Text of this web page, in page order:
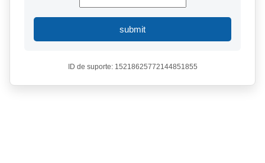
submit
ID de suporte: 15218625772144851855